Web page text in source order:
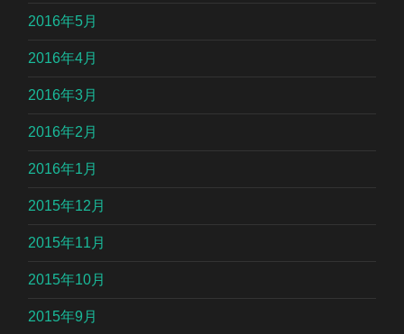
2016年5月
2016年4月
2016年3月
2016年2月
2016年1月
2015年12月
2015年11月
2015年10月
2015年9月